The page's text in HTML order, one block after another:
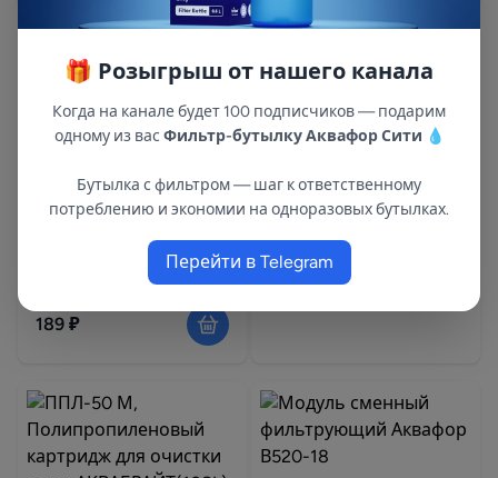
Элемент фильтрующий
ЭФГ (10SL – 5 мкм для
горячей воды)Аквафор
189 ₽
ЭФГ 63/1016 10 мкм х/в
(Посейдон)
Артикул:40SL10
Под заказ 5-10 дней
420 ₽
🎁 Розыгрыш от нашего канала
Когда на канале будет 100 подписчиков — подарим
одному из вас Фильтр-бутылку Аквафор Сити 💧
Бутылка с фильтром — шаг к ответственному
потреблению и экономии на одноразовых бутылках.
Перейти в Telegram